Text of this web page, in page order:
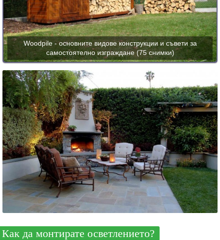
Woodpile - основните видове конструкции и съвети за
самостоятелно изграждане (75 снимки)
Как да монтирате осветлението?